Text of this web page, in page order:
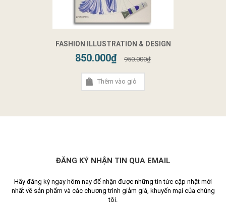
FASHION ILLUSTRATION & DESIGN
850.000₫ 950.000₫
Thêm vào giỏ
ĐĂNG KÝ NHẬN TIN QUA EMAIL
Hãy đăng ký ngay hôm nay để nhận được những tin tức cập nhật mới
nhất về sản phẩm và các chương trình giảm giá, khuyến mại của chúng
tôi.